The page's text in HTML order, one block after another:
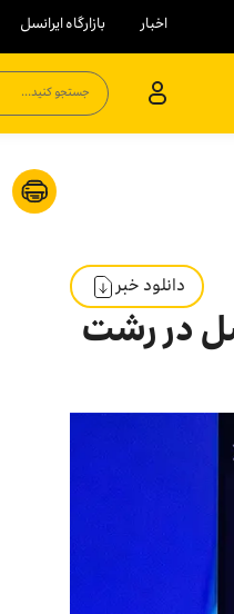
اخبار بازارگاه ایرانسل
جستجو کنید...
دانلود خبر